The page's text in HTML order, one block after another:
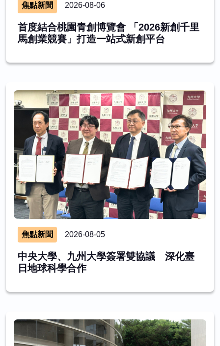
焦點新聞 2026-08-06
首度結合桃園青創博覽會 「2026新創千里
馬創業競賽」打造一站式新創平台
焦點新聞 2026-08-05
中央大學、九州大學簽署雙協議 深化臺
日地球科學合作